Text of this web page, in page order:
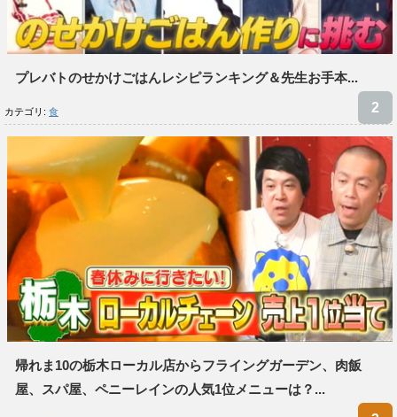
プレバトのせかけごはんレシピランキング＆先生お手本...
カテゴリ: 食
帰れま10の栃木ローカル店からフライングガーデン、肉飯
屋、スパ屋、ペニーレインの人気1位メニューは？...